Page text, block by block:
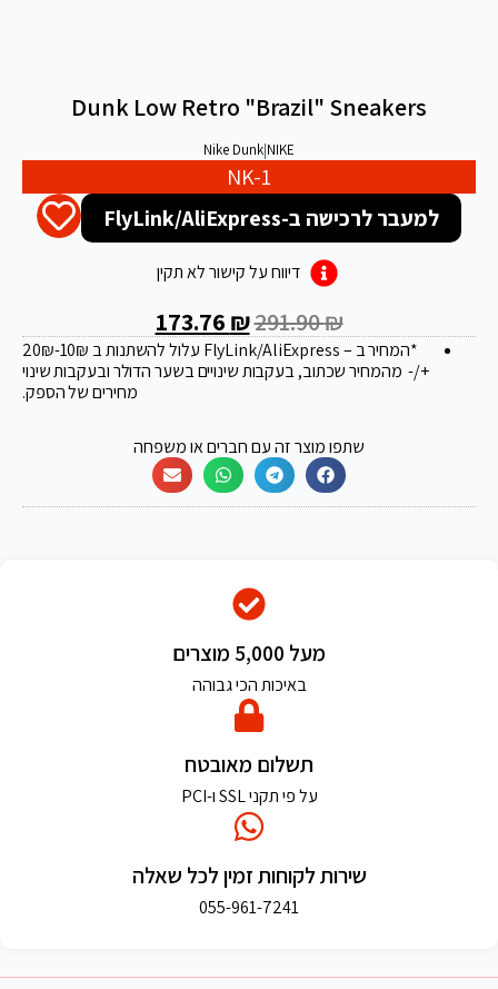
Dunk Low Retro "Brazil" Sneakers
NIKE
|
Nike Dunk
NK-1
למעבר לרכישה ב-FlyLink/AliExpress
דיווח על קישור לא תקין
291.90₪
173.76 ₪
*המחיר ב – FlyLink/AliExpress עלול להשתנות ב 20 ₪-10₪
+/- מהמחיר שכתוב, בעקבות שינויים בשער הדולר ובעקבות שינוי
מחירים של הספק.
שתפו מוצר זה עם חברים או משפחה
מעל 5,000 מוצרים
באיכות הכי גבוהה
תשלום מאובטח
על פי תקני SSL ו-PCI
שירות לקוחות זמין לכל שאלה
055-961-7241